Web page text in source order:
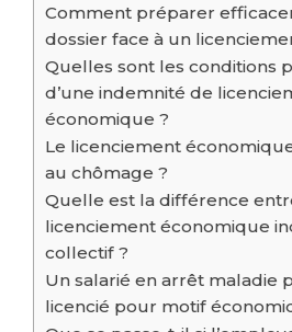
Comment préparer
dossier face à un
Quelles sont les conditions
d’une indemnité de
économique ?
Le licenciement
au chômage ?
Quelle est la différence
licenciement économique
collectif ?
Un salarié en arrêt maladie
licencié pour motif